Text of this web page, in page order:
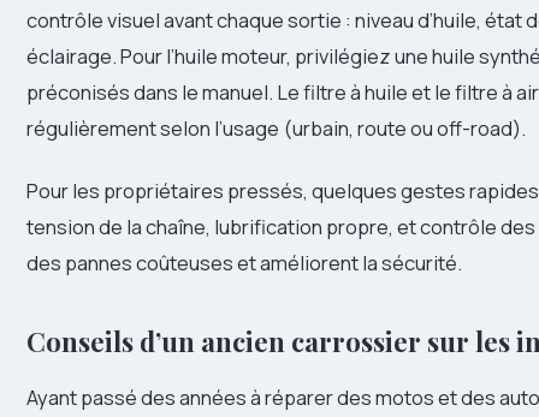
contrôle visuel avant chaque sortie : niveau d’huile,
éclairage. Pour l’huile moteur, privilégiez une huile
préconisés dans le manuel. Le filtre à huile et le filtre à
régulièrement selon l’usage (urbain, route ou off-road).
Pour les propriétaires pressés, quelques gestes
tension de la chaîne, lubrification propre, et contrôle
des pannes coûteuses et améliorent la sécurité.
Conseils d’un ancien carrossier sur les
Ayant passé des années à réparer des motos et des